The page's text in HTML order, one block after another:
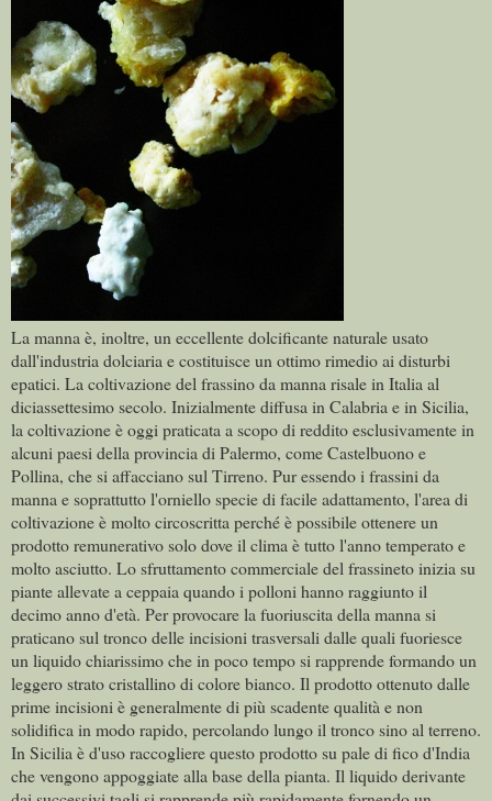
La manna è, inoltre, un eccellente dolcificante naturale usato
dall'industria dolciaria e costituisce un ottimo rimedio ai disturbi
epatici. La coltivazione del frassino da manna risale in Italia al
diciassettesimo secolo. Inizialmente diffusa in Calabria e in Sicilia,
la coltivazione è oggi praticata a scopo di reddito esclusivamente in
alcuni paesi della provincia di Palermo, come Castelbuono e
Pollina, che si affacciano sul Tirreno. Pur essendo i frassini da
manna e soprattutto l'orniello specie di facile adattamento, l'area di
coltivazione è molto circoscritta perché è possibile ottenere un
prodotto remunerativo solo dove il clima è tutto l'anno temperato e
molto asciutto. Lo sfruttamento commerciale del frassineto inizia su
piante allevate a ceppaia quando i polloni hanno raggiunto il
decimo anno d'età. Per provocare la fuoriuscita della manna si
praticano sul tronco delle incisioni trasversali dalle quali fuoriesce
un liquido chiarissimo che in poco tempo si rapprende formando un
leggero strato cristallino di colore bianco. Il prodotto ottenuto dalle
prime incisioni è generalmente di più scadente qualità e non
solidifica in modo rapido, percolando lungo il tronco sino al terreno.
In Sicilia è d'uso raccogliere questo prodotto su pale di fico d'India
che vengono appoggiate alla base della pianta. Il liquido derivante